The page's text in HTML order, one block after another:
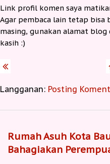
Link profil komen saya
Agar pembaca lain tetap
masing, gunakan alamat
kasih :)
Langganan: Posting
Rumah Asuh Kota
Bahagiakan